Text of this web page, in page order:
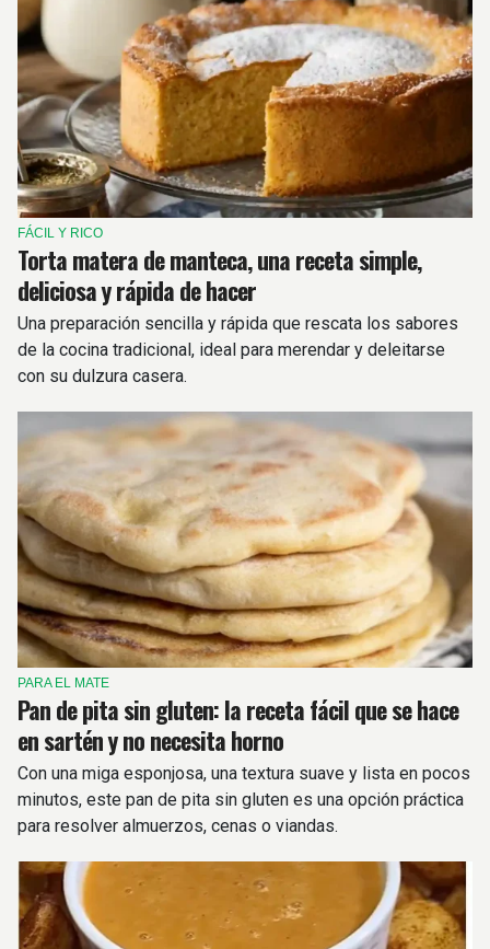
FÁCIL Y RICO
Torta matera de manteca, una receta simple,
deliciosa y rápida de hacer
Una preparación sencilla y rápida que rescata los sabores
de la cocina tradicional, ideal para merendar y deleitarse
con su dulzura casera.
PARA EL MATE
Pan de pita sin gluten: la receta fácil que se hace
en sartén y no necesita horno
Con una miga esponjosa, una textura suave y lista en pocos
minutos, este pan de pita sin gluten es una opción práctica
para resolver almuerzos, cenas o viandas.